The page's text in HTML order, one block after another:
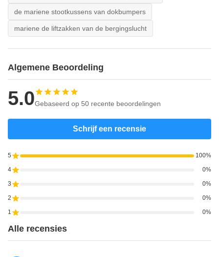
de mariene stootkussens van dokbumpers
mariene de liftzakken van de bergingslucht
Algemene Beoordeling
5.0Gebaseerd op 50 recente beoordelingen
Schrijf een recensie
5 100%
4 0%
3 0%
2 0%
1 0%
Alle recensies